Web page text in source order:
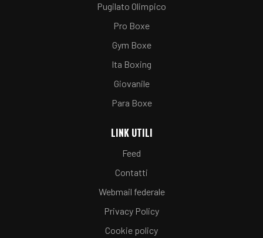
Pugilato Olimpico
Pro Boxe
Gym Boxe
Ita Boxing
Giovanile
Para Boxe
LINK UTILI
Feed
Contatti
Webmail federale
Privacy Policy
Cookie policy